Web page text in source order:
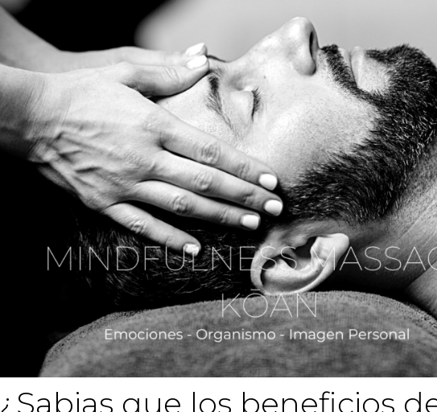
¿Sabias que los beneficios